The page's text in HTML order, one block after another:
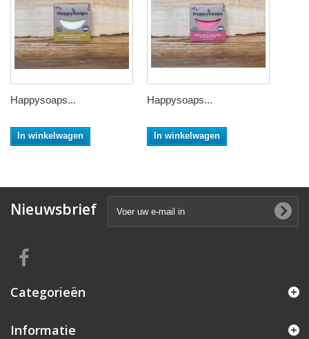
Happysoaps...
In winkelwagen
Happysoaps...
In winkelwagen
Nieuwsbrief
Categorieën
Informatie